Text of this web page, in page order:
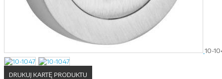
10-
DRUKUJ KARTĘ PRODUKTU